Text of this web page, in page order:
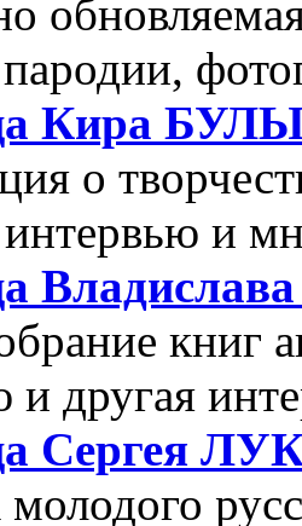
Кира
о
и
книг
и другая
Сергея